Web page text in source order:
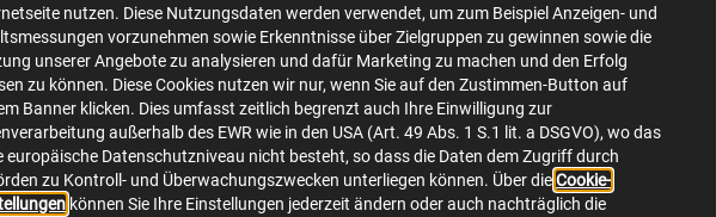
nutzen. Diese Nutzungsdaten werden verwendet, um zum Beispiel Anzeigen- und
vorzunehmen sowie Erkenntnisse über Zielgruppen zu gewinnen sowie die
unserer Angebote zu analysieren und dafür Marketing zu machen und den Erfolg
zu können. Diese Cookies nutzen wir nur, wenn Sie auf den Zustimmen-Button auf
Banner klicken. Dies umfasst zeitlich begrenzt auch Ihre Einwilligung zur
außerhalb des EWR wie in den USA (Art. 49 Abs. 1 S.1 lit. a DSGVO), wo das
europäische Datenschutzniveau nicht besteht, so dass die Daten dem Zugriff durch
zu Kontroll- und Überwachungszwecken unterliegen können. Über dieCookie-
können Sie Ihre Einstellungen jederzeit ändern oder auch nachträglich die
mhi_bild_set_src20-35zs_srk.jpg
image/jpeg 1339x758 62.8 KB
Herunterladen Bild in voller Größe anzeigen…